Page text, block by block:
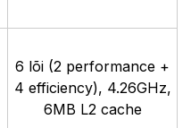
6 lõi (2 performance +
4 efficiency), 4.26GHz,
6MB L2 cache